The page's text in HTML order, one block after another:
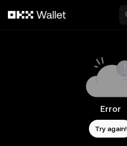
Error
Try again!